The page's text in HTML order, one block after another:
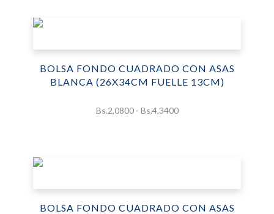
BOLSA FONDO CUADRADO CON ASAS
BLANCA (26X34CM FUELLE 13CM)
Bs.2,0800 - Bs.4,3400Rango
hasta
Bs.4,3400
BOLSA FONDO CUADRADO CON ASAS